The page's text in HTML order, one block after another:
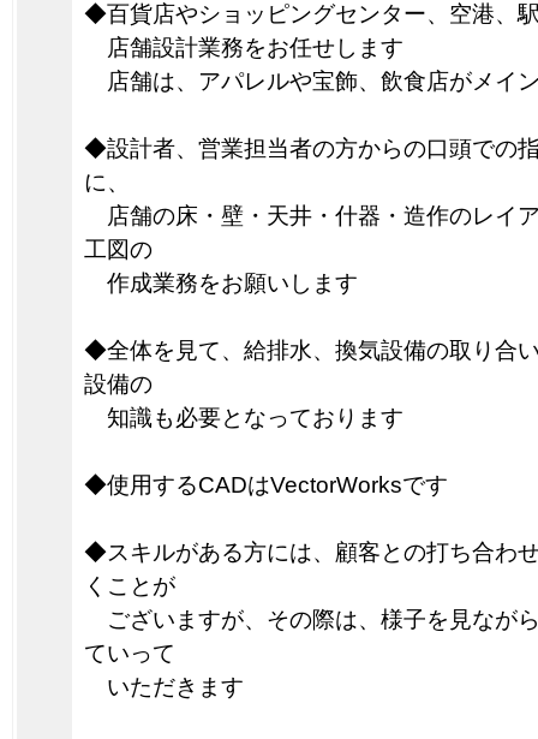
◆百貨店やショッピングセンター、空港、
店舗設計業務をお任せします
店舗は、アパレルや宝飾、飲食店がメイ
◆設計者、営業担当者の方からの口頭での
に、
店舗の床・壁・天井・什器・造作のレイ
工図の
作成業務をお願いします
◆全体を見て、給排水、換気設備の取り合
設備の
知識も必要となっております
◆使用するCADはVectorWorksです
◆スキルがある方には、顧客との打ち合わ
くことが
ございますが、その際は、様子を見なが
ていって
いただきます